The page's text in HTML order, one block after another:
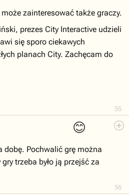
55
zainteresować także graczy.
prezes City Interactive udzieli
się sporo ciekawych
planach City. Zachęcam do
😊
56
dobę. Pochwalić grę można
trzeba było ją przejść za